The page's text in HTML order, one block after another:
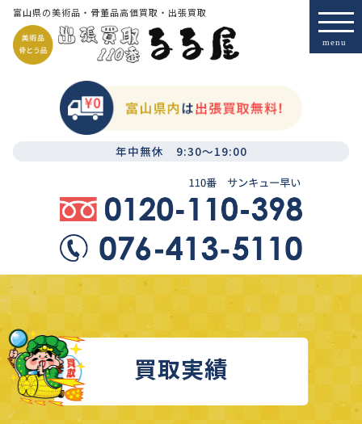
富山県の美術品・骨董品高価買取・出張買取
年中無休 9:30～19:00
買取実績